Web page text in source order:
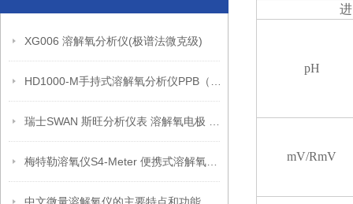
XG006 溶解氧分析仪(极谱法微克级)
pH
mV/RmV